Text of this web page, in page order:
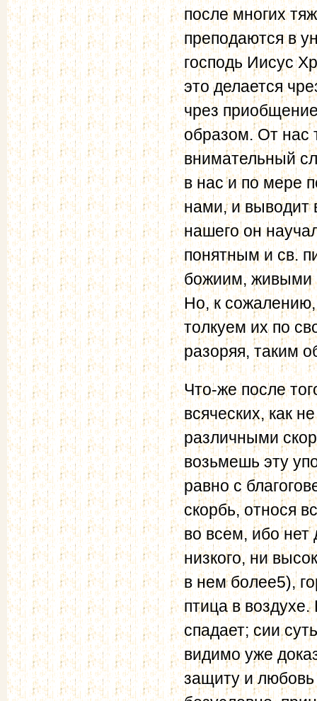
после многих
преподаются в
господь Иисус
это делается
чрез
образом. От нас
внимательный
в нас и по мере
нами, и выводит
нашего он
понятным и св.
божиим, живыми
Но, к
толкуем их по
разоряя, таким
Что-же после
всяческих, как
различными
возьмешь эту
равно с
скорбь, относя
во всем, ибо нет
низкого, ни
в нем более5),
птица в
спадает; сии
видимо уже
защиту и